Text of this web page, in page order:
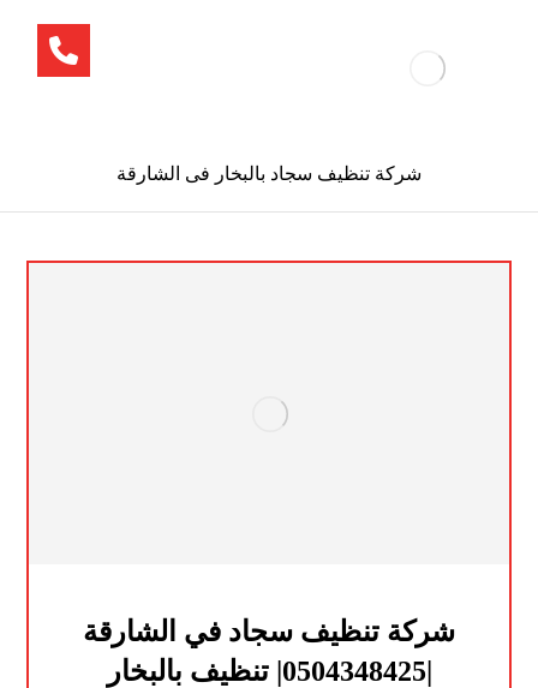
شركة تنظيف سجاد بالبخار فى الشارقة
شركة تنظيف سجاد في الشارقة
|0504348425| تنظيف بالبخار